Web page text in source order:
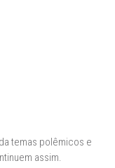
temas polêmicos e
assim.